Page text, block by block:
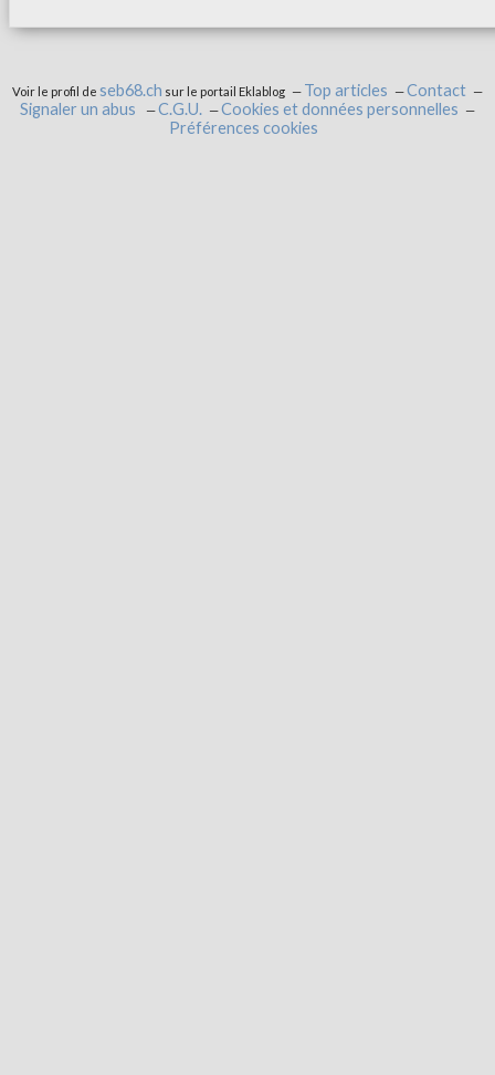
Voir le profil de seb68.ch sur le portail Eklablog Top articles
Contact
Signaler un abus
C.G.U.
Cookies et données personnelles
Préférences cookies